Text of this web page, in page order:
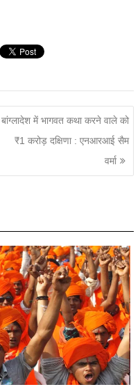
बांग्लादेश में भागवत कथा करने वाले को
₹1 करोड़ दक्षिणा : एनआरआई सैम
वर्मा